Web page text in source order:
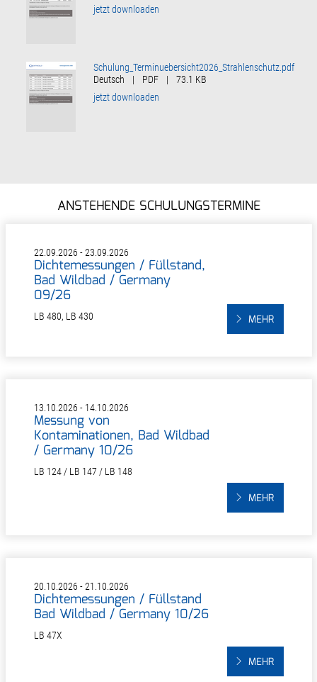
jetzt downloaden
Schulung_Terminuebersicht2026_Strahlenschutz.pdf
Deutsch
| PDF |
73.1 KB
jetzt downloaden
ANSTEHENDE SCHULUNGSTERMINE
22.09.2026 - 23.09.2026
Dichtemessungen / Füllstand,
Bad Wildbad / Germany
09/26
LB 480, LB 430 MEHR
13.10.2026 - 14.10.2026
Messung von
Kontaminationen, Bad Wildbad
/ Germany 10/26
LB 124 / LB 147 / LB 148
MEHR
20.10.2026 - 21.10.2026
Dichtemessungen / Füllstand
Bad Wildbad / Germany 10/26
LB 47X
MEHR